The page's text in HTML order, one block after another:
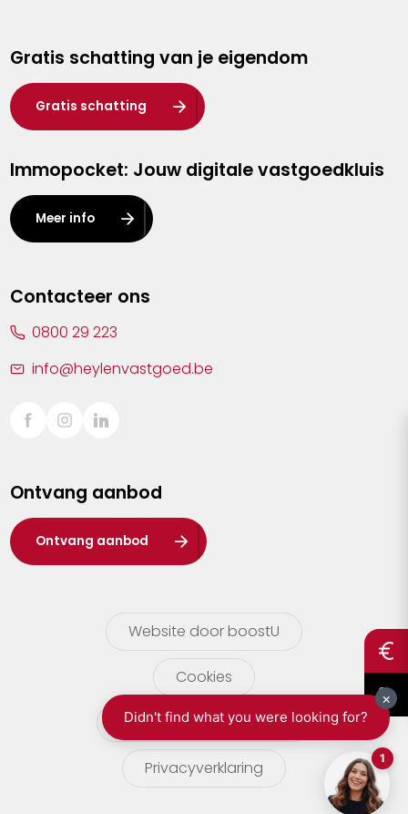
Hasselt
Heist-op-den-Berg
Herentals
Kalmthout
Leuven
Lier
Sint-Truiden
Waasland
Wuustwezel
Zoersel
Gratis schatting van je eigendom
Gratis schatting
Immopocket: Jouw digitale vastgoedkluis
Meer info
Contacteer ons
0800 29 223
info@heylenvastgoed.be
Ontvang aanbod
Ontvang aanbod
Website door boostU
Cookies
gebruikersvoorwaarden
Privacyverklaring